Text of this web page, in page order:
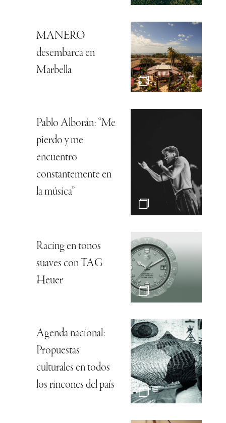
MANERO
desembarca en
Marbella
Pablo Alborán: “Me
pierdo y me
encuentro
constantemente en
la música”
Racing en tonos
suaves con TAG
Heuer
Agenda nacional:
Propuestas
culturales en todos
los rincones del país